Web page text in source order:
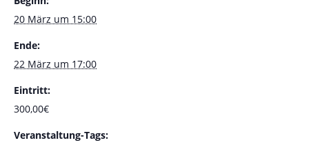
20 März um 15:00
Ende:
22 März um 17:00
Eintritt:
300,00€
Veranstaltung-Tags: